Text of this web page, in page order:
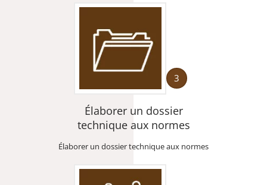
3
Élaborer un dossier
technique aux normes
Élaborer un dossier technique aux normes